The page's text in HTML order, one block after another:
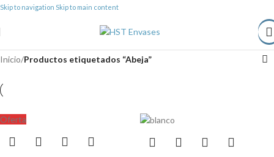
Skip to navigation Skip to main content
Inicio/Productos etiquetados “Abeja”
Oferta